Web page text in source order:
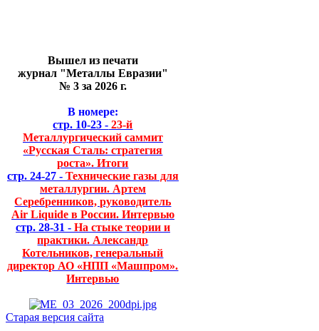
Вышел из печати
журнал "Металлы Евразии"
№ 3 за 2026 г.
В номере:
стр. 10-23 - 23-й
Металлургический саммит
«Русская Сталь: стратегия
роста». Итоги
стр. 24-27 - Технические газы для
металлургии. Артем
Серебренников, руководитель
Air Liquide в России. Интервью
стр. 28-31 - На стыке теории и
практики. Александр
Котельников, генеральный
директор АО «НПП «Машпром».
Интервью
Старая версия сайта